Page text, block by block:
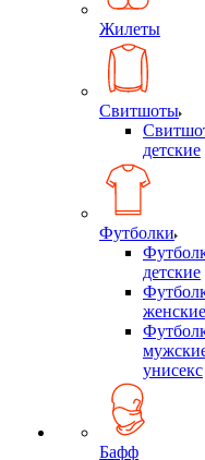
Жилеты
Свитшоты
детские
Футболки
детские
женские
унисекс
Бафф